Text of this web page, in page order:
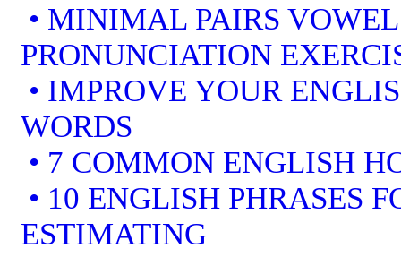
• MINIMAL PAIRS
PRONUNCIATION
• IMPROVE YOUR
WORDS
• 7 COMMON ENGLISH
• 10 ENGLISH PHRASES
ESTIMATING